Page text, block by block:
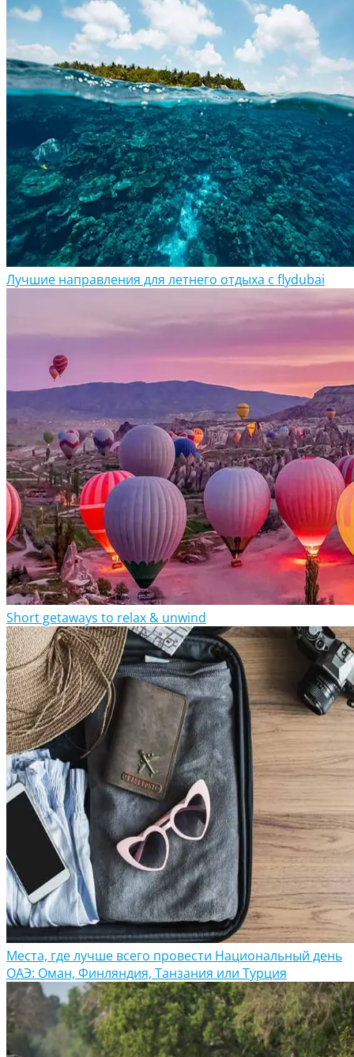
Лучшие направления для летнего отдыха с flydubai
Short getaways to relax & unwind
Места, где лучше всего провести Национальный день
ОАЭ: Оман, Финляндия, Танзания или Турция